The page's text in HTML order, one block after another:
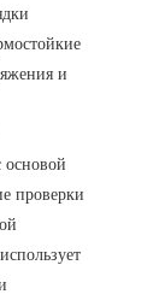
и
основой
проверки